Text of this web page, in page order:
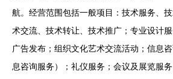
航。经营范围包括一般项目：技术服务、
术交流、技术转让、技术推广；专业设计
广告发布；组织文化艺术交流活动；信息
息咨询服务）；礼仪服务；会议及展览服